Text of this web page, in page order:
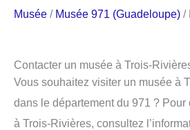
Musée / Musée 971 (Guadeloupe) /
Contacter un musée à Trois-
Vous souhaitez visiter un musée à
dans le département du 971 ?
à Trois-Rivières, consultez